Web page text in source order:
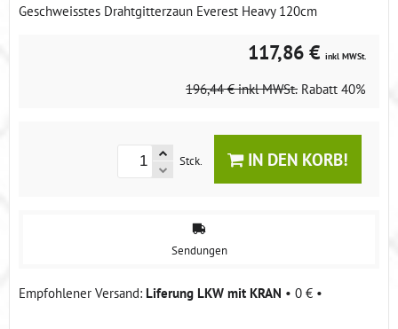
Geschweisstes Drahtgitterzaun Everest Heavy 120cm
117,86 € inkl MWSt.
196,44 € inkl MWSt. Rabatt 40%
Stck. IN DEN KORB!
Sendungen
Liferung LKW mit KRAN • 0 € •